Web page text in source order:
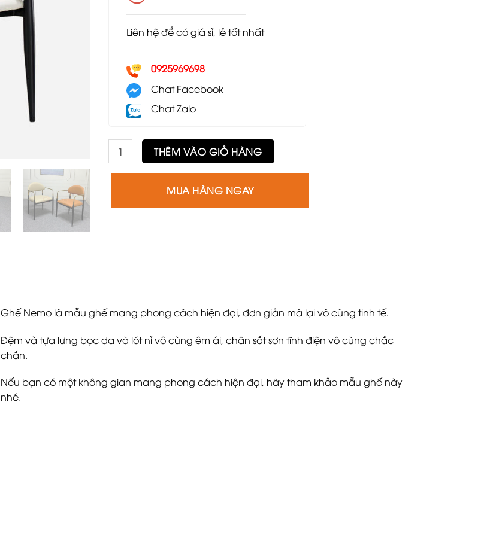
Liên hệ để có giá sỉ, lẻ tốt nhất
0925969698
Chat Facebook
Chat Zalo
Ghế Nemo GE35 số lượng
THÊM VÀO GIỎ HÀNG
MUA HÀNG NGAY
Ghế Nemo là mẫu ghế mang phong cách hiện đại, đơn giản mà lại vô cùng tinh tế.
Đệm và tựa lưng bọc da và lót nỉ vô cùng êm ái, chân sắt sơn tĩnh điện vô cùng chắc
chắn.
Nếu bạn có một không gian mang phong cách hiện đại, hãy tham khảo mẫu ghế này
nhé.